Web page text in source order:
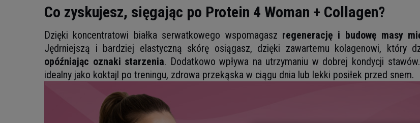
Co zyskujesz, sięgając po Protein 4 Woman + Collagen?
Dzięki koncentratowi białka serwatkowego wspomagasz regenerację i budowę masy
Jędrniejszą i bardziej elastyczną skórę osiągasz, dzięki zawartemu kolagenowi, który
opóźniając oznaki starzenia. Dodatkowo wpływa na utrzymaniu w dobrej kondycji
idealny jako koktajl po treningu, zdrowa przekąska w ciągu dnia lub lekki posiłek przed snem.